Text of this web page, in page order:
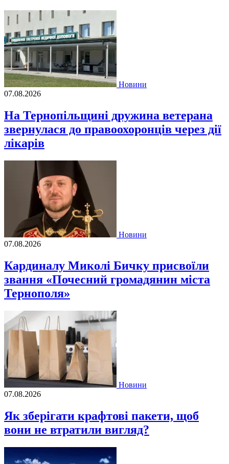
Новини
07.08.2026
На Тернопільщині дружина ветерана
звернулася до правоохоронців через дії
лікарів
Новини
07.08.2026
Кардиналу Миколі Бичку присвоїли
звання «Почесний громадянин міста
Тернополя»
Новини
07.08.2026
Як зберігати крафтові пакети, щоб
вони не втратили вигляд?